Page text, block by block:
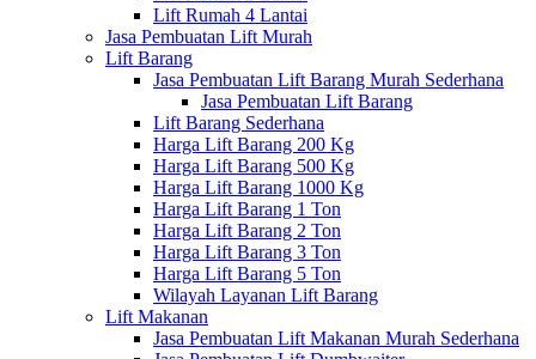
Lift Rumah 4 Lantai
Jasa Pembuatan Lift Murah
Lift Barang
Jasa Pembuatan Lift Barang Murah Sederhana
Jasa Pembuatan Lift Barang
Lift Barang Sederhana
Harga Lift Barang 200 Kg
Harga Lift Barang 500 Kg
Harga Lift Barang 1000 Kg
Harga Lift Barang 1 Ton
Harga Lift Barang 2 Ton
Harga Lift Barang 3 Ton
Harga Lift Barang 5 Ton
Wilayah Layanan Lift Barang
Lift Makanan
Jasa Pembuatan Lift Makanan Murah Sederhana